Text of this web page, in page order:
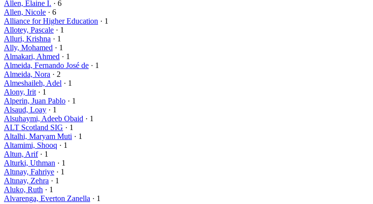
Allen, Elaine I. · 6
Allen, Nicole · 6
Alliance for Higher Education · 1
Allotey, Pascale · 1
Alluri, Krishna · 1
Ally, Mohamed · 1
Almakari, Ahmed · 1
Almeida, Fernando José de · 1
Almeida, Nora · 2
Almeshaileh, Adel · 1
Alony, Irit · 1
Alperin, Juan Pablo · 1
Alsaud, Loay · 1
Alsuhaymi, Adeeb Obaid · 1
ALT Scotland SIG · 1
Altalhi, Maryam Muti · 1
Altamimi, Shooq · 1
Altun, Arif· 1
Alturki, Uthman · 1
Altınay, Fahriye · 1
Altınay, Zehra · 1
Aluko, Ruth · 1
Alvarenga, Everton Zanella · 1